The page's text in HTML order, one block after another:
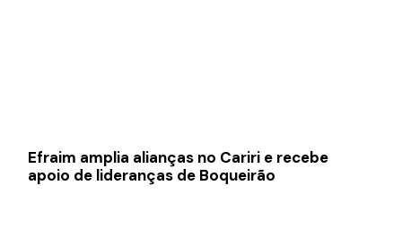
Efraim amplia alianças no Cariri e recebe
apoio de lideranças de Boqueirão